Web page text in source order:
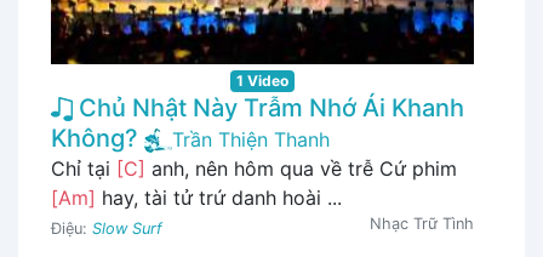
1 Video
Chủ Nhật Này Trẫm Nhớ Ái Khanh
Không?
Trần Thiện Thanh
Chỉ tại [C] anh, nên hôm qua về trễ Cứ phim
[Am] hay, tài tử trứ danh hoài ...
Điệu: Slow Surf Nhạc Trữ Tình